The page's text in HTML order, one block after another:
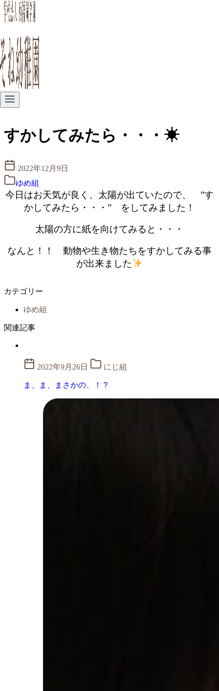
テ
へ
移
すかしてみたら・・・☀
2022年12月9日
ゆめ組
今日はお天気が良く、太陽が出ていたので、 ”す
かしてみたら・・・” をしてみました！
太陽の方に紙を向けてみると・・・
なんと！！ 動物や生き物たちをすかしてみる事
が出来ました
カテゴリー
ゆめ組
関連記事
2022年9月26日 にじ組
ま、ま、まさかの、！？